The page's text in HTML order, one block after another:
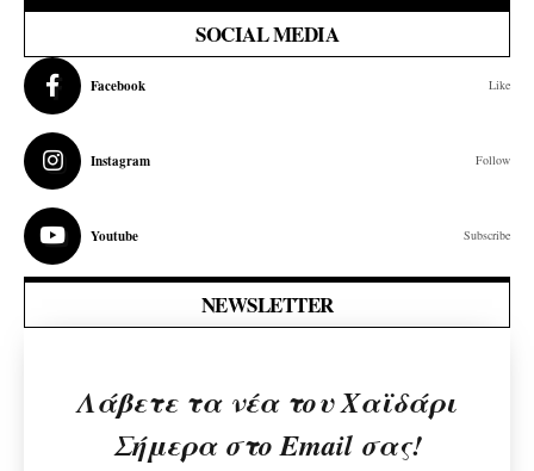
SOCIAL MEDIA
Facebook Like
Instagram Follow
Youtube Subscribe
NEWSLETTER
Λάβετε τα νέα του Χαϊδάρι
Σήμερα στο Email σας!